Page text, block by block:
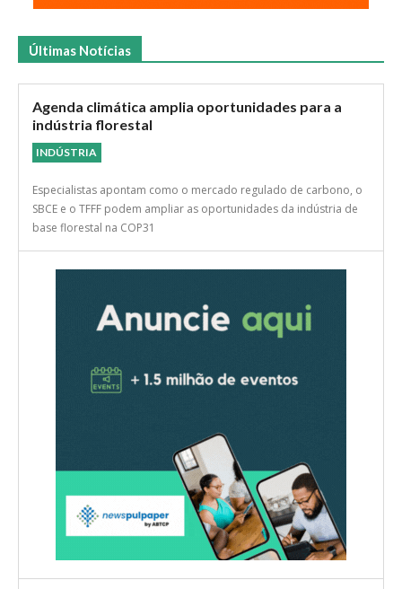
Últimas Notícias
Agenda climática amplia oportunidades para a
indústria florestal
INDÚSTRIA
Especialistas apontam como o mercado regulado de carbono, o
SBCE e o TFFF podem ampliar as oportunidades da indústria de
base florestal na COP31